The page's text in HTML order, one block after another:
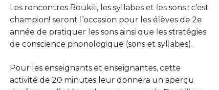
Les rencontres Boukili, les syllabes et les sons : c’est
champion! seront l’occasion pour les élèves de 2e
année de pratiquer les sons ainsi que les stratégies
de conscience phonologique (sons et syllabes).
Pour les enseignants et enseignantes, cette
activité de 20 minutes leur donnera un aperçu